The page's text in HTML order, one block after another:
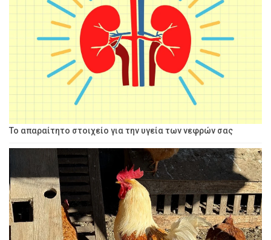
Το απαραίτητο στοιχείο για την υγεία των νεφρών σας